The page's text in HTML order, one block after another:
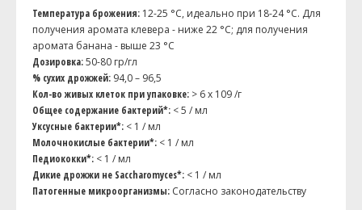
Энигма (Enigma)
30 г
Пекко (Pekko)
20 г
Целея (Styrian Golding Celeia)
Дрожжи
Посмотреть рецепт полностью
Температура брожения: 12-25 °C, идеально при 18-24 °C. Для
получения аромата клевера - ниже 22 °C; для получения
аромата банана - выше 23 °C
Дозировка:50-80 гр/гл
% сухих дрожжей: 94,0 – 96,5
Кол-во живых клеток при упаковке: > 6 x 109 /г
Общее содержание бактерий*: < 5 / мл
Уксусные бактерии*: < 1 / мл
Молочнокислые бактерии*: < 1 / мл
Педиококки*: < 1 / мл
Дикие дрожжи не Saccharomyces*: < 1 / мл
Патогенные микроорганизмы: Согласно законодательству